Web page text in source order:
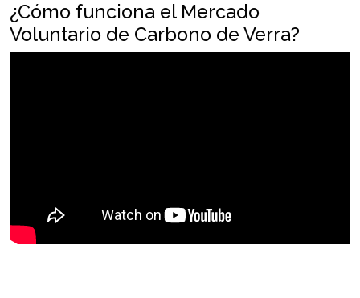
¿Cómo funciona el Mercado
Voluntario de Carbono de Verra?